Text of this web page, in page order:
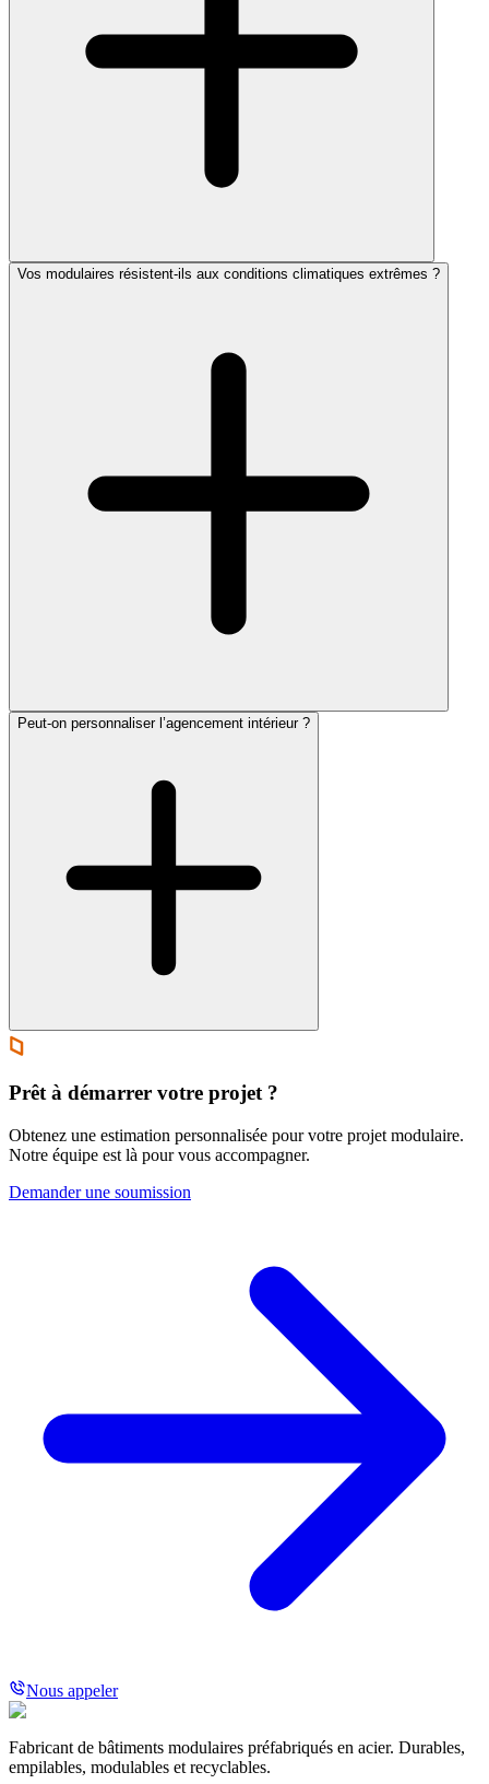
Vos modulaires résistent-ils aux conditions climatiques extrêmes ?
Peut-on personnaliser l’agencement intérieur ?
Prêt à démarrer votre projet ?
Obtenez une estimation personnalisée pour votre projet modulaire.
Notre équipe est là pour vous accompagner.
Demander une soumission
Nous appeler
Fabricant de bâtiments modulaires préfabriqués en acier. Durables,
empilables, modulables et recyclables.